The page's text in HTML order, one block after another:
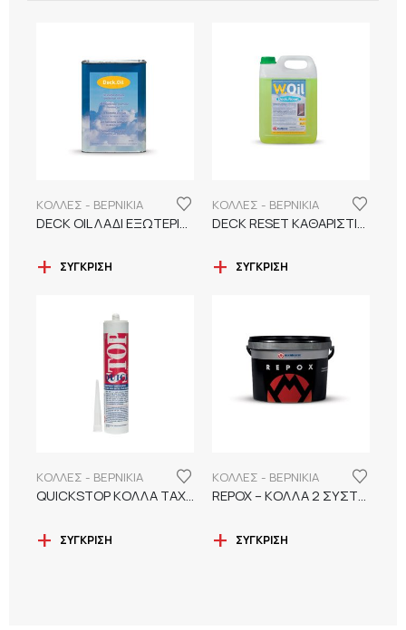
ΚΟΛΛΕΣ - ΒΕΡΝΙΚΙΑ
DECK OIL ΛΑΔΙ ΕΞΩΤΕΡΙΚΟΥ ΧΩΡΟΥ ΟΙΚΟΛΟΓΙΚΟ
ΣΎΓΚΡΙΣΗ
ΚΟΛΛΕΣ - ΒΕΡΝΙΚΙΑ
DECK RESET ΚΑΘΑΡΙΣΤΙΚΟ DECK ΕΞΩΤΕΡΙΚΟΥ ΧΩΡΟΥ
ΣΎΓΚΡΙΣΗ
ΚΟΛΛΕΣ - ΒΕΡΝΙΚΙΑ
QUICKSTOP ΚΟΛΛΑ ΤΑΧΕΙΑΣ ΠΗΞΗΣ VERMEISTER
ΣΎΓΚΡΙΣΗ
ΚΟΛΛΕΣ - ΒΕΡΝΙΚΙΑ
REPOX – ΚΟΛΛΑ 2 ΣΥΣΤΑΤΙΚΩΝ VERMEISTER
ΣΎΓΚΡΙΣΗ